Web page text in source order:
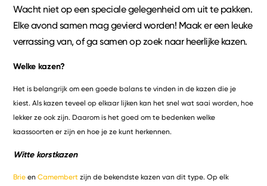
Wacht niet op een speciale gelegenheid om uit te pakken.
Elke avond samen mag gevierd worden! Maak er een leuke
verrassing van, of ga samen op zoek naar heerlijke kazen.
Welke kazen?
Het is belangrijk om een goede balans te vinden in de kazen die je
kiest. Als kazen teveel op elkaar lijken kan het snel wat saai worden, hoe
lekker ze ook zijn. Daarom is het goed om te bedenken welke
kaassoorten er zijn en hoe je ze kunt herkennen.
Witte korstkazen
Brie enCamembert zijn de bekendste kazen van dit type. Op elk